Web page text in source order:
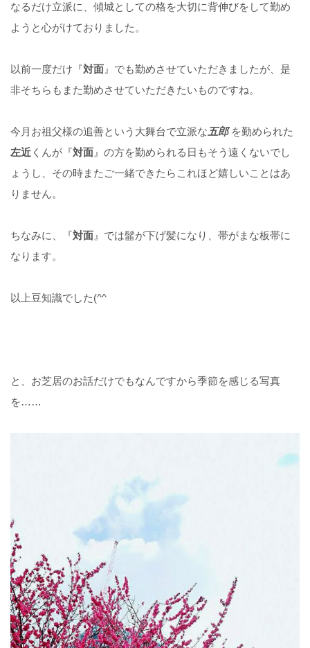
なるだけ立派に、傾城としての格を大切に背伸びをして勤め
ようと心がけておりました。
以前一度だけ『対面 』でも勤めさせていただきましたが、是
非そちらもまた勤めさせていただきたいものですね。
今月お祖父様の追善という大舞台で立派な 五郎 を勤められた
左近 くんが『対面 』の方を勤められる日もそう遠くないでし
ょうし、その時またご一緒できたらこれほど嬉しいことはあ
りません。
ちなみに、『対面 』では髷が下げ髪になり、帯がまな板帯に
なります。
以上豆知識でした(^^ゞ
と、お芝居のお話だけでもなんですから季節を感じる写真
を……